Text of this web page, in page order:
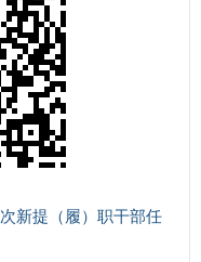
新提（履）职干部任